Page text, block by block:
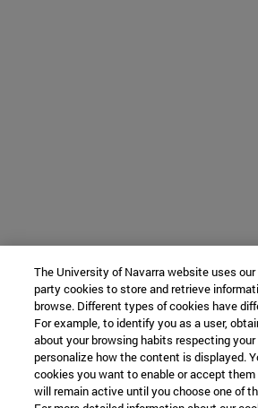
The University of Navarra website uses
party cookies to store and retrieve
browse. Different types of cookies have
For example, to identify you as a user,
about your browsing habits respecting your
personalize how the content is displayed.
cookies you want to enable or accept them
will remain active until you choose one of